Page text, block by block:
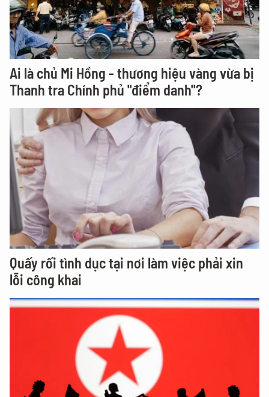
Ai là chủ Mi Hồng - thương hiệu vàng vừa bị
Thanh tra Chính phủ "điểm danh"?
Quấy rối tình dục tại nơi làm việc phải xin
lỗi công khai